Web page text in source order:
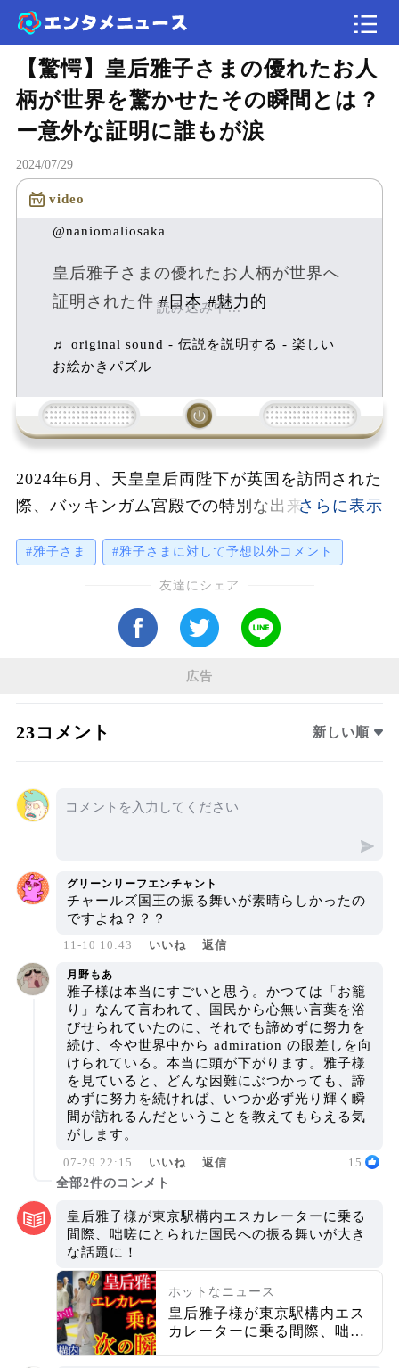
【驚愕】皇后雅子さまの優れたお人
柄が世界を驚かせたその瞬間とは？
ー意外な証明に誰もが涙
2024/07/29
video
読み込み中...
@naniomaliosaka
皇后雅子さまの優れたお人柄が世界へ
証明された件#日本 #魅力的
♬ original sound - 伝説を説明する - 楽しい
お絵かきパズル
2024年6月、天皇皇后両陛下が英国を訪問された
際、バッキンガム宮殿での特別な出来事が世界
との別れの際、雅子様が見せた行動が特に注目
されました。握手の後、国王が雅子様にチーク
キスを促すジェスチャーをされ、続けて温かく
抱擁されました。この行動にイギリスのメディ
アも絶句し、国民は驚きを隠せませんでした。
ことは極めて異例です。この瞬間、雅子様の卓
越した対話力と人間性が証明され、世界中から
境を越え、多くの人々に感動を与えた出来事で
した。
#雅子さま #雅子さまに対して予想以外コメント
友達にシェア
広告
23コメント 新しい順
グリーンリーフエンチャント
チャールズ国王の振る舞いが素晴らしかったの
ですよね？？？
11-10 10:43 いいね 返信
月野もあ
雅子様は本当にすごいと思う。かつては「お籠
り」なんて言われて、国民から心無い言葉を浴
びせられていたのに、それでも諦めずに努力を
続け、今や世界中から admiration の眼差しを向
けられている。本当に頭が下がります。雅子様
を見ていると、どんな困難にぶつかっても、諦
めずに努力を続ければ、いつか必ず光り輝く瞬
間が訪れるんだということを教えてもらえる気
がします。
07-29 22:15 いいね 返信
15
全部2件のコンメト
皇后雅子様が東京駅構内エスカレーターに乗る
間際、咄嗟にとられた国民への振る舞いが大き
な話題に！
ホットなニュース
皇后雅子様が東京駅構内エス
カレーターに乗る間際、咄嗟
記事
速報
エンタメ